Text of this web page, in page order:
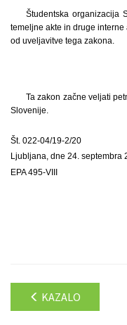
Študentska organizacija
temeljne akte in druge
od uveljavitve tega zakona.
Ta zakon začne veljati
Slovenije.
Št. 022-04/19-2/20
Ljubljana, dne 24. septembra
EPA 495-VIII
KAZALO